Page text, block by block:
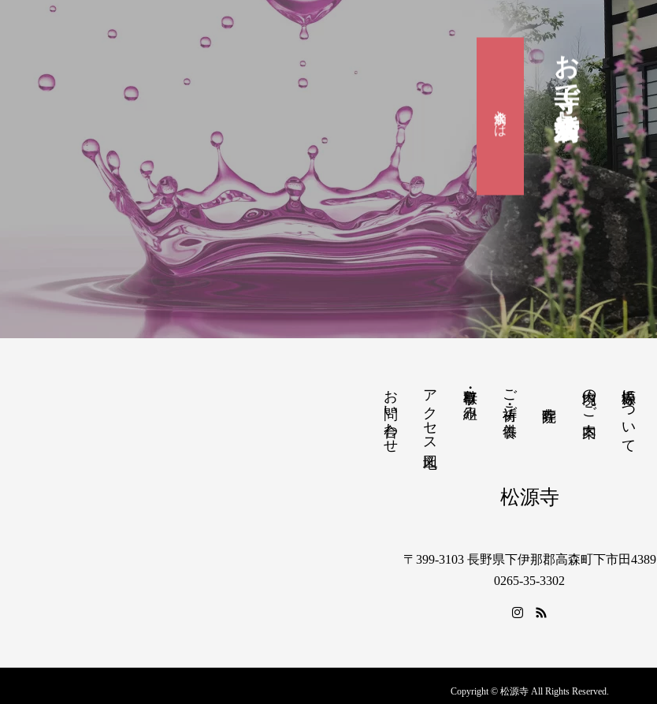
お寺で婚活『滴水会』
滴水会とは
松源寺について
境内のご案内
ご祈祷・ご供養
行事・取り組み
アクセス地図
お問い合わせ
松源寺
〒399-3103 長野県下伊那郡高森町下市田4389
0265-35-3302
Copyright © 松源寺 All Rights Reserved.